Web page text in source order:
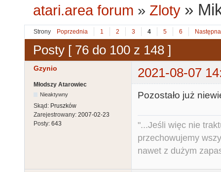
atari.area forum » Zloty »
Strony Poprzednia 1 2 3 4 5 6 Następna
Posty [ 76 do 100 z 148 ]
Gzynio 2021-08-07
Młodszy Atarowiec
Nieaktywny
Skąd: Pruszków
Zarejestrowany: 2007-02-23
Posty: 643
Pozostało już
"...Jeśli więc nie
przechowujemy
nawet z dużym